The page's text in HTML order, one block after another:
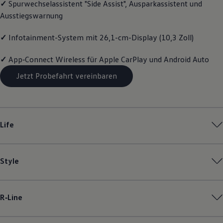
Magazin
Lifestyle
Familie
Elektromobilität
Pannen- und Unfallhilfe
Volkswagen Kundenbetreuung
✓ Spurwechselassistent "Side Assist", Ausparkassistent und
Ausstiegswarnung
✓ Infotainment-System mit 26,1-cm-Display (10,3 Zoll)
✓ App‑Connect Wireless für Apple CarPlay und Android Auto
Jetzt Probefahrt vereinbaren
Life
Style
R‑Line